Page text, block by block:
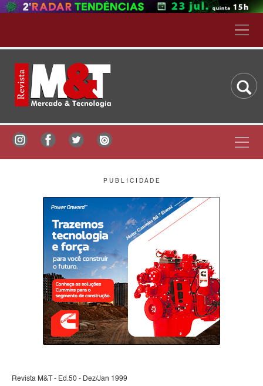
P U B L I C I D A D E
Revista M&T - Ed.50 - Dez/Jan 1999